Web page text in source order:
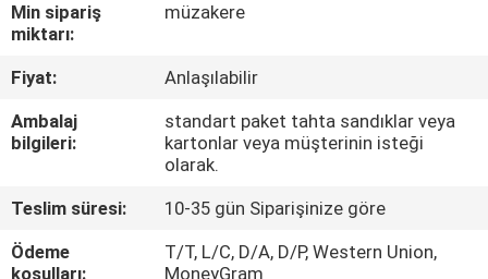
KALITE
KONTROLÜ
BIZE
HABERLER
Min sipariş
miktarı:
müzakere
Fiyat:
Anlaşılabilir
Ambalaj
bilgileri:
standart paket tahta sandıklar veya
kartonlar veya müşterinin isteği
olarak.
Teslim süresi:
10-35 gün Siparişinize göre
Ödeme
koşulları:
T/T, L/C, D/A, D/P, Western Union,
MoneyGram